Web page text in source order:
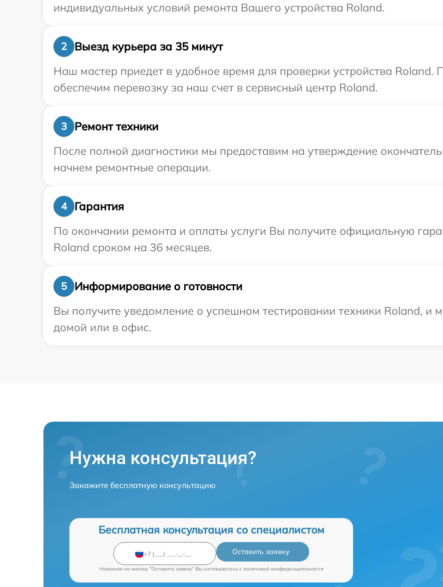
индивидуальных условий ремонта Вашего устройства Roland.
2
Выезд курьера за 35 минут
Наш мастер приедет в удобное время для проверки устройства Roland.
обеспечим перевозку за наш счет в сервисный центр Roland.
3
Ремонт техники
После полной диагностики мы предоставим на утверждение
начнем ремонтные операции.
4
Гарантия
По окончании ремонта и оплаты услуги Вы получите официальную
Roland сроком на 36 месяцев.
5
Информирование о готовности
Вы получите уведомление о успешном тестировании техники Roland, и
домой или в офис.
Нужна консультация?
Закажите бесплатную консультацию
Бесплатная консультация со специалистом
Оставить заявку
Нажимая на кнопку "Оставить заявку" Вы соглашаетесь c политикой конфиденциальности